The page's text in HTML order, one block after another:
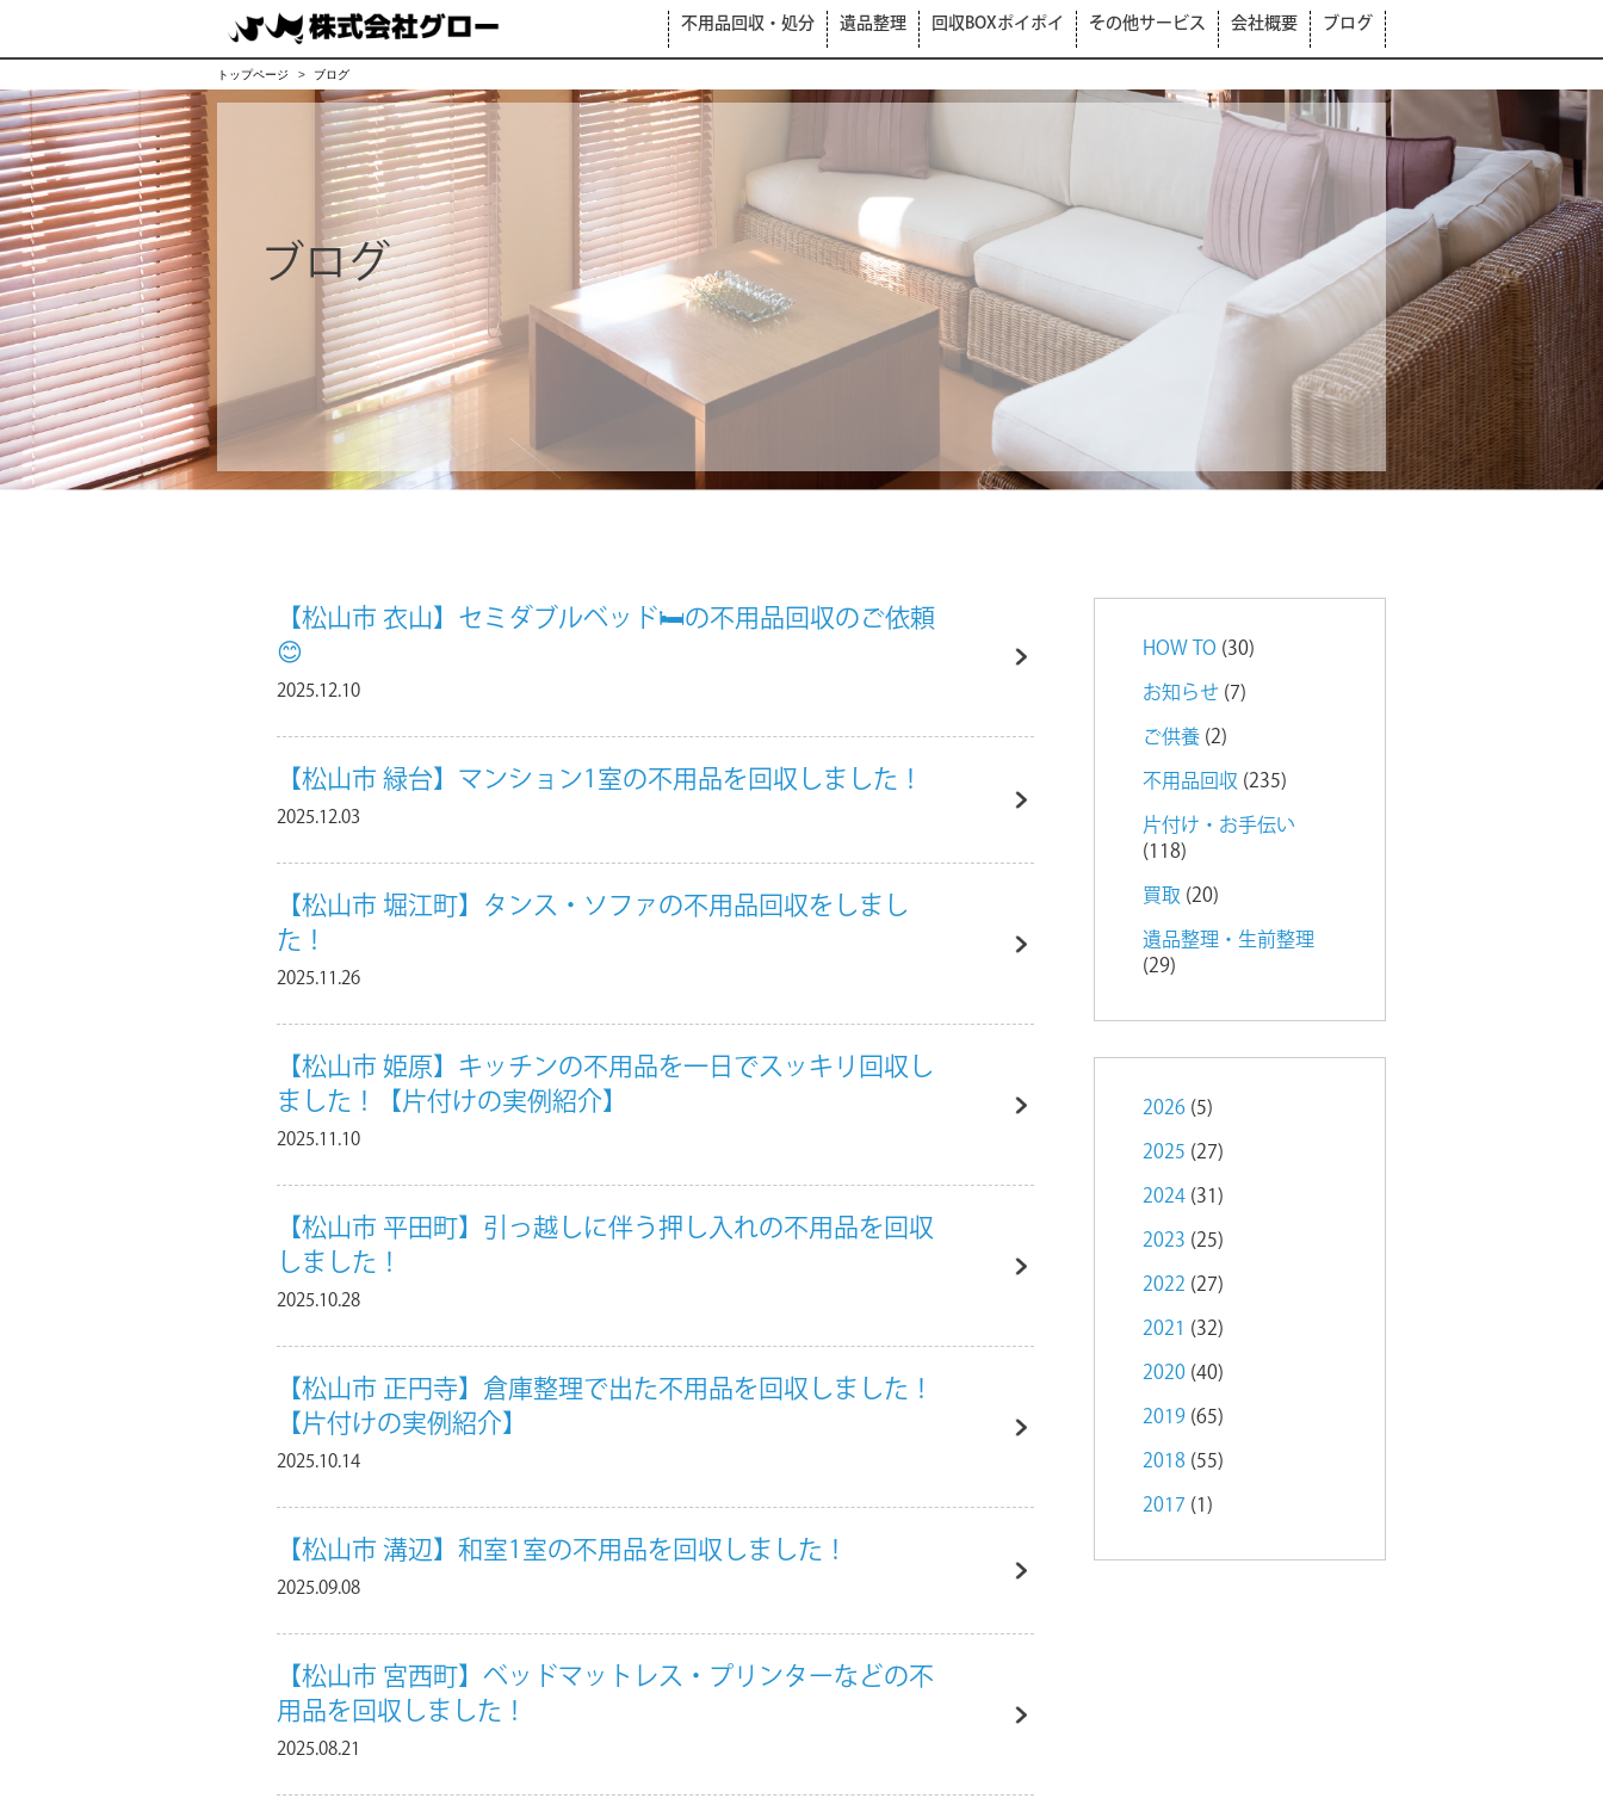
不用品回収・処分 遺品整理 回収BOXポイポイ その他サービス 会社概要 ブログ
トップページ ブログ
ブログ
【松山市 衣山】セミダブルベッド🛏️の不用品回収のご依頼
😊
2025.12.10
【松山市 緑台】マンション1室の不用品を回収しました！
2025.12.03
【松山市 堀江町】タンス・ソファの不用品回収をしまし
た！
2025.11.26
【松山市 姫原】キッチンの不用品を一日でスッキリ回収し
ました！【片付けの実例紹介】
2025.11.10
【松山市 平田町】引っ越しに伴う押し入れの不用品を回収
しました！
2025.10.28
【松山市 正円寺】倉庫整理で出た不用品を回収しました！
【片付けの実例紹介】
2025.10.14
【松山市 溝辺】和室1室の不用品を回収しました！
2025.09.08
【松山市 宮西町】ベッドマットレス・プリンターなどの不
用品を回収しました！
2025.08.21
HOW TO (30)
お知らせ (7)
ご供養 (2)
不用品回収 (235)
片付け・お手伝い
(118)
買取 (20)
遺品整理・生前整理
(29)
2026 (5)
2025 (27)
2024 (31)
2023 (25)
2022 (27)
2021 (32)
2020 (40)
2019 (65)
2018 (55)
2017 (1)